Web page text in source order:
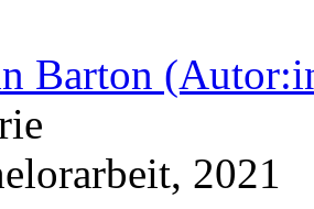
Barton
2021